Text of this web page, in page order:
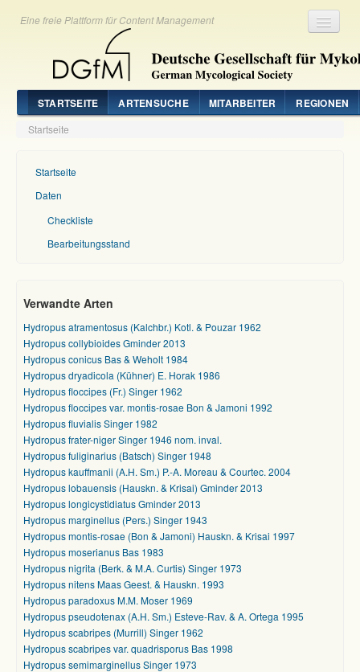
Eine freie Plattform für Content Management
STARTSEITE ARTENSUCHE MITARBEITER REGIONEN
Startseite
Startseite
Daten
Checkliste
Bearbeitungsstand
Verwandte Arten
Hydropus atramentosus (Kalchbr.) Kotl. & Pouzar 1962
Hydropus collybioides Gminder 2013
Hydropus conicus Bas & Weholt 1984
Hydropus dryadicola (Kühner) E. Horak 1986
Hydropus floccipes (Fr.) Singer 1962
Hydropus floccipes var. montis-rosae Bon & Jamoni 1992
Hydropus fluvialis Singer 1982
Hydropus frater-niger Singer 1946 nom. inval.
Hydropus fuliginarius (Batsch) Singer 1948
Hydropus kauffmanii (A.H. Sm.) P.-A. Moreau & Courtec. 2004
Hydropus lobauensis (Hauskn. & Krisai) Gminder 2013
Hydropus longicystidiatus Gminder 2013
Hydropus marginellus (Pers.) Singer 1943
Hydropus montis-rosae (Bon & Jamoni) Hauskn. & Krisai 1997
Hydropus moserianus Bas 1983
Hydropus nigrita (Berk. & M.A. Curtis) Singer 1973
Hydropus nitens Maas Geest. & Hauskn. 1993
Hydropus paradoxus M.M. Moser 1969
Hydropus pseudotenax (A.H. Sm.) Esteve-Rav. & A. Ortega 1995
Hydropus scabripes (Murrill) Singer 1962
Hydropus scabripes var. quadrisporus Bas 1998
Hydropus semimarginellus Singer 1973